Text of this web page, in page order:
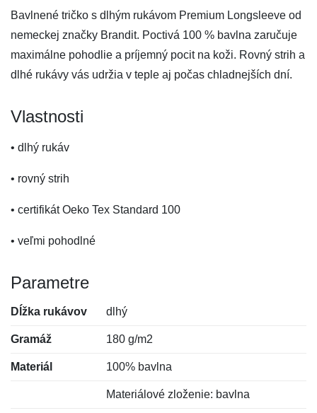
Bavlnené tričko s dlhým rukávom Premium Longsleeve od
nemeckej značky Brandit. Poctivá 100 % bavlna zaručuje
maximálne pohodlie a príjemný pocit na koži. Rovný strih a
dlhé rukávy vás udržia v teple aj počas chladnejších dní.
Vlastnosti
• dlhý rukáv
• rovný strih
• certifikát Oeko Tex Standard 100
• veľmi pohodlné
Parametre
Dĺžka rukávov dlhý
Gramáž 180 g/m2
Materiál 100% bavlna
Materiálové zloženie: bavlna